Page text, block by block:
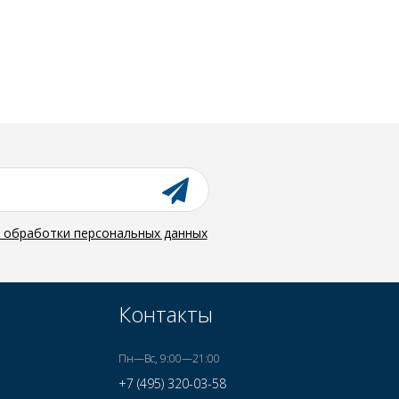
персональных данных
Контакты
Пн—Вс, 9:00—21:00
+7 (495) 320-03-58